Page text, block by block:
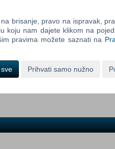
brisanje, pravo na ispravak,
koju nam dajete klikom na
pravima možete saznati na
Prihvati samo nužno